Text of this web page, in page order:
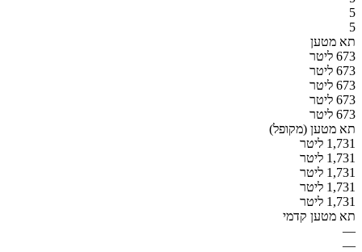
5
5
תא מטען
673 ליטר
673 ליטר
673 ליטר
673 ליטר
673 ליטר
תא מטען (מקופל)
1,731 ליטר
1,731 ליטר
1,731 ליטר
1,731 ליטר
1,731 ליטר
תא מטען קדמי
—
—